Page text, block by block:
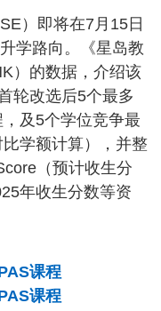
）即将在7月15日
学路向。《星岛教
）的数据，介绍该
轮改选后5个最多
及5个学位竞争最
学额计算），并整
（预计收生分
年收生分数等资
课程
课程